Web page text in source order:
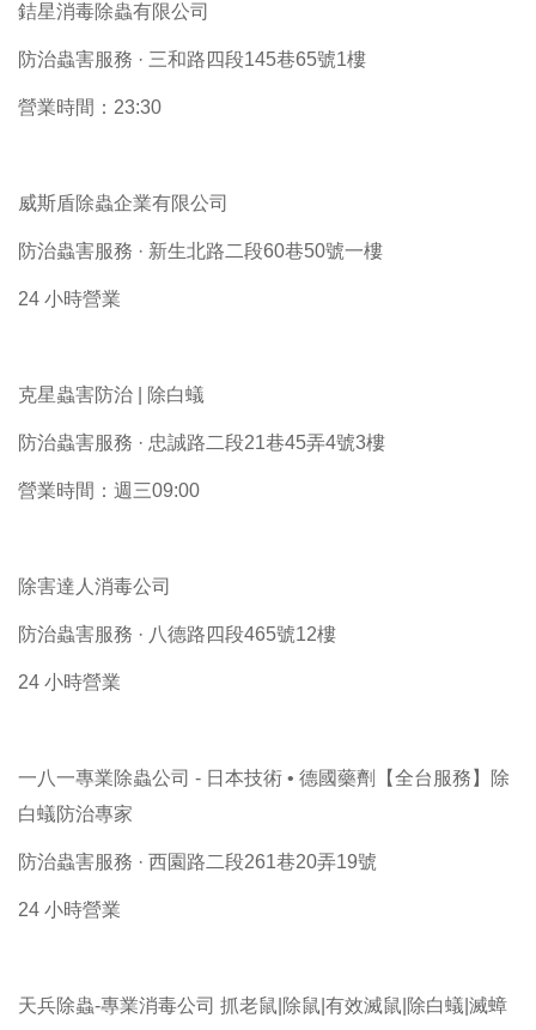
銡星消毒除蟲有限公司
防治蟲害服務 · 三和路四段145巷65號1樓
營業時間：23:30
威斯盾除蟲企業有限公司
防治蟲害服務 · 新生北路二段60巷50號一樓
24 小時營業
克星蟲害防治 | 除白蟻
防治蟲害服務 · 忠誠路二段21巷45弄4號3樓
營業時間：週三09:00
除害達人消毒公司
防治蟲害服務 · 八德路四段465號12樓
24 小時營業
一八一專業除蟲公司 - 日本技術 • 德國藥劑【全台服務】除
白蟻防治專家
防治蟲害服務 · 西園路二段261巷20弄19號
24 小時營業
天兵除蟲-專業消毒公司 抓老鼠|除鼠|有效滅鼠|除白蟻|滅蟑